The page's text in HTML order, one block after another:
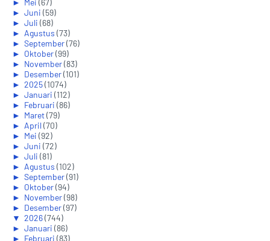
► Mei (67)
► Juni (59)
► Juli (68)
► Agustus (73)
► September(76)
► Oktober(99)
► November(83)
► Desember(101)
► 2025(1074)
► Januari (112)
► Februari (86)
► Maret(79)
► April(70)
► Mei (92)
► Juni (72)
► Juli (81)
► Agustus (102)
► September(91)
► Oktober(94)
► November(98)
► Desember(97)
▼ 2026(744)
► Januari (86)
► Februari (83)